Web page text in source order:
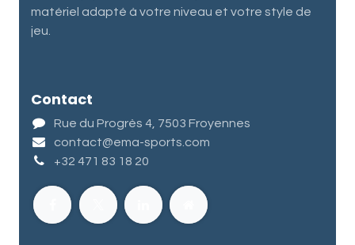
matériel adapté à votre niveau et votre style de
jeu.
Contact
Rue du Progrès 4, 7503 Froyennes
contact@ema-sports.com
+32 471 83 18 20